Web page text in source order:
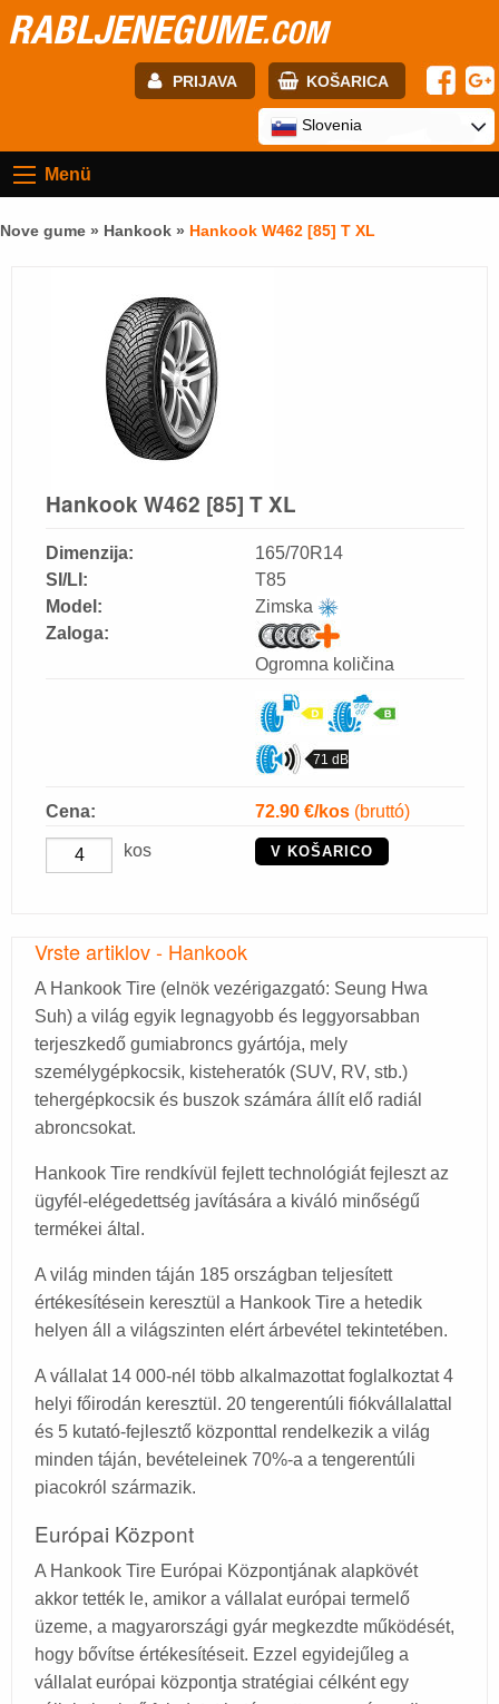
RABLJENEGUME.COM
PRIJAVA KOŠARICA
Geslo:
Slovenia
Menü
Nove gume » Hankook » Hankook W462 [85] T XL
Hankook W462 [85] T XL
Dimenzija:
SI/LI:
Model:
Zaloga:
165/70R14
T85
Zimska
Ogromna količina
71 dB
Cena: 72.90 €/kos (bruttó)
kos V KOŠARICO
Vrste artiklov - Hankook
A Hankook Tire (elnök vezérigazgató: Seung Hwa
Suh) a világ egyik legnagyobb és leggyorsabban
terjeszkedő gumiabroncs gyártója, mely
személygépkocsik, kisteheratók (SUV, RV, stb.)
tehergépkocsik és buszok számára állít elő radiál
abroncsokat.
Hankook Tire rendkívül fejlett technológiát fejleszt az
ügyfél-elégedettség javítására a kiváló minőségű
termékei által.
A világ minden táján 185 országban teljesített
értékesítésein keresztül a Hankook Tire a hetedik
helyen áll a világszinten elért árbevétel tekintetében.
A vállalat 14 000-nél több alkalmazottat foglalkoztat 4
helyi főirodán keresztül. 20 tengerentúli fiókvállalattal
és 5 kutató-fejlesztő központtal rendelkezik a világ
minden táján, bevételeinek 70%-a a tengerentúli
piacokról származik.
Európai Központ
A Hankook Tire Európai Központjának alapkövét
akkor tették le, amikor a vállalat európai termelő
üzeme, a magyarországi gyár megkezdte működését,
hogy bővítse értékesítéseit. Ezzel egyidejűleg a
vállalat európai központja stratégiai célként egy